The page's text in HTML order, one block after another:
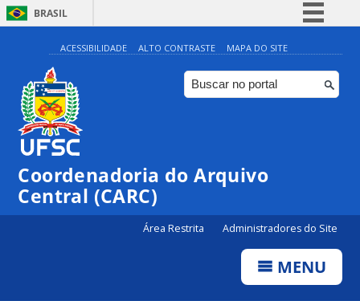
BRASIL
Simplifique!
Comunica BR
Participe
Canais
ACESSIBILIDADE ALTO CONTRASTE MAPA DO SITE
Coordenadoria do Arquivo
Central (CARC)
Área Restrita Administradores do Site
MENU